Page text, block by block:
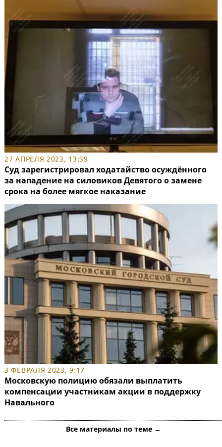
27 АПРЕЛЯ 2023, 13:39
Суд зарегистрировал ходатайство осуждённого
за нападение на силовиков Девятого о замене
срока на более мягкое наказание
3 ФЕВРАЛЯ 2023, 9:17
Московскую полицию обязали выплатить
компенсации участникам акции в поддержку
Навального
Все материалы по теме →